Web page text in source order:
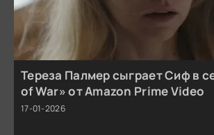
Тереза Палмер сыграет Сиф в
of War» от Amazon Prime Video
17-01-2026